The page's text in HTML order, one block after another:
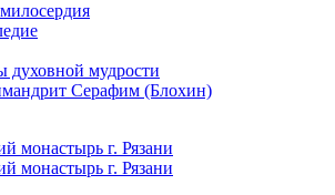
духовной мудрости
Серафим (Блохин)